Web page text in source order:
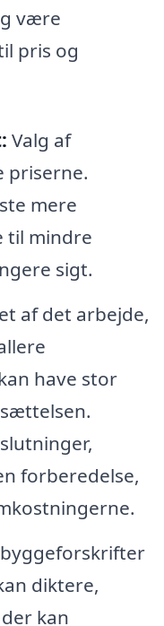
være
pris og
Valg af
priserne.
mere
til mindre
sigt.
af det arbejde,
have stor
forberedelse,
diktere,
kan